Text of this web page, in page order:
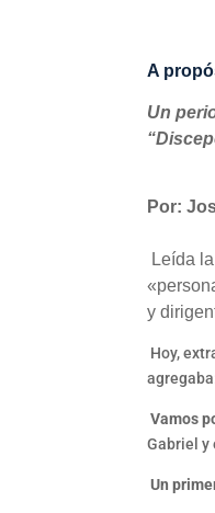
A
Un
Por:
Leída
y
Hoy,
Vamos
Gabriel y
Un